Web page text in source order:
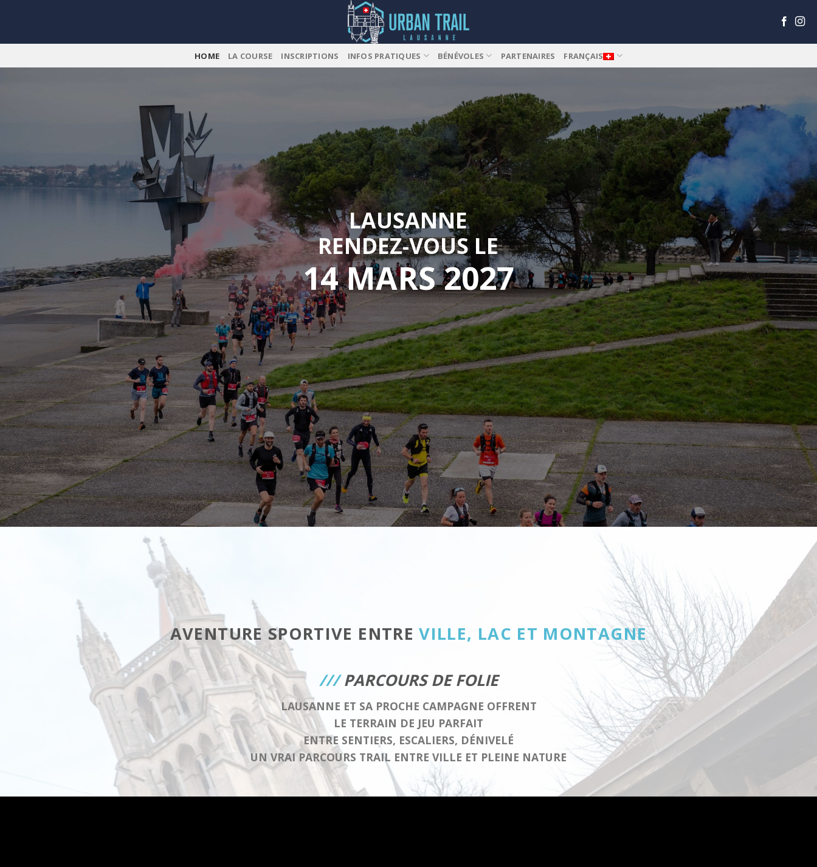
HOME LA COURSE INSCRIPTIONS INFOS PRATIQUES BÉNÉVOLES PARTENAIRES FRANÇAIS
LAUSANNE
RENDEZ-VOUS LE
14 MARS 2027
AVENTURE SPORTIVE ENTRE VILLE, LAC ET MONTAGNE
///PARCOURS DE FOLIE
LAUSANNE ET SA PROCHE CAMPAGNE OFFRENT
LE TERRAIN DE JEU PARFAIT
ENTRE SENTIERS, ESCALIERS, DÉNIVELÉ
UN VRAI PARCOURS TRAIL ENTRE VILLE ET PLEINE NATURE